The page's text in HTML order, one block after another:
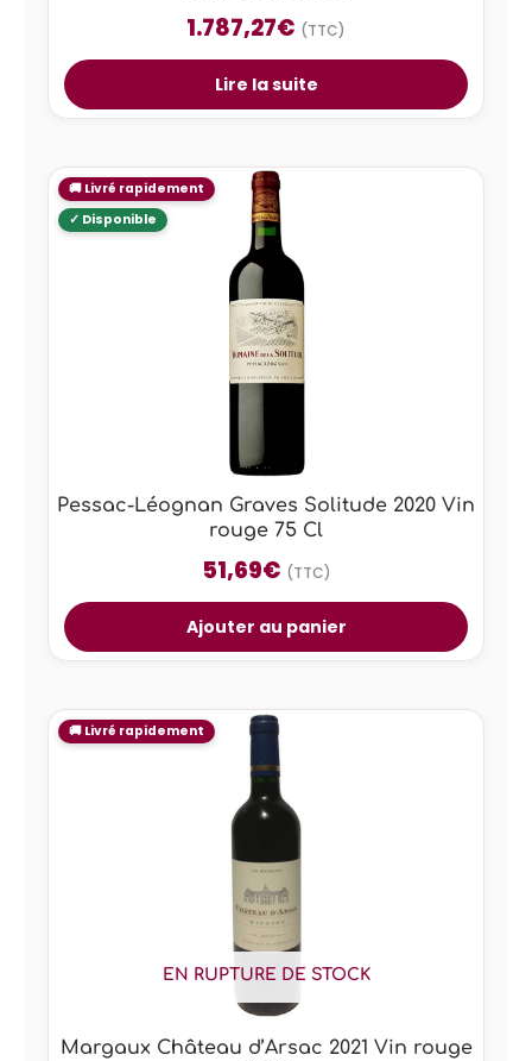
1.787,27€ (TTC)
Lire la suite
Pessac-Léognan Graves Solitude 2020 Vin
rouge 75 Cl
51,69€ (TTC)
Ajouter au panier
EN RUPTURE DE STOCK
Margaux Château d’Arsac 2021 Vin rouge